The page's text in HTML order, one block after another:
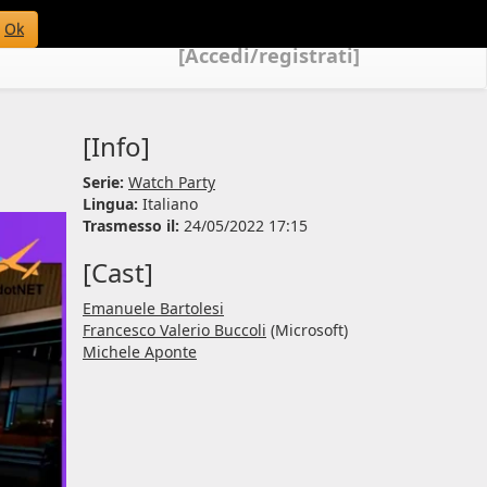
Ok
[Accedi/registrati]
[Info]
Serie: Watch Party
Lingua: Italiano
Trasmesso il: 24/05/2022 17:15
[Cast]
Emanuele Bartolesi
Francesco Valerio Buccoli (Microsoft)
Michele Aponte